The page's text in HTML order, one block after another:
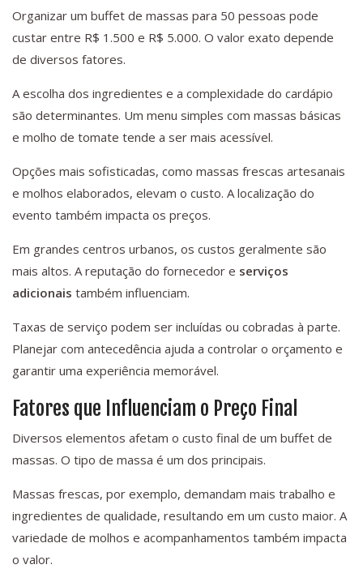
Organizar um buffet de massas para 50 pessoas pode
custar entre R$ 1.500 e R$ 5.000. O valor exato depende
de diversos fatores.
A escolha dos ingredientes e a complexidade do cardápio
são determinantes. Um menu simples com massas básicas
e molho de tomate tende a ser mais acessível.
Opções mais sofisticadas, como massas frescas artesanais
e molhos elaborados, elevam o custo. A localização do
evento também impacta os preços.
Em grandes centros urbanos, os custos geralmente são
mais altos. A reputação do fornecedor e serviços
adicionais também influenciam.
Taxas de serviço podem ser incluídas ou cobradas à parte.
Planejar com antecedência ajuda a controlar o orçamento e
garantir uma experiência memorável.
Fatores que Influenciam o Preço Final
Diversos elementos afetam o custo final de um buffet de
massas. O tipo de massa é um dos principais.
Massas frescas, por exemplo, demandam mais trabalho e
ingredientes de qualidade, resultando em um custo maior. A
variedade de molhos e acompanhamentos também impacta
o valor.